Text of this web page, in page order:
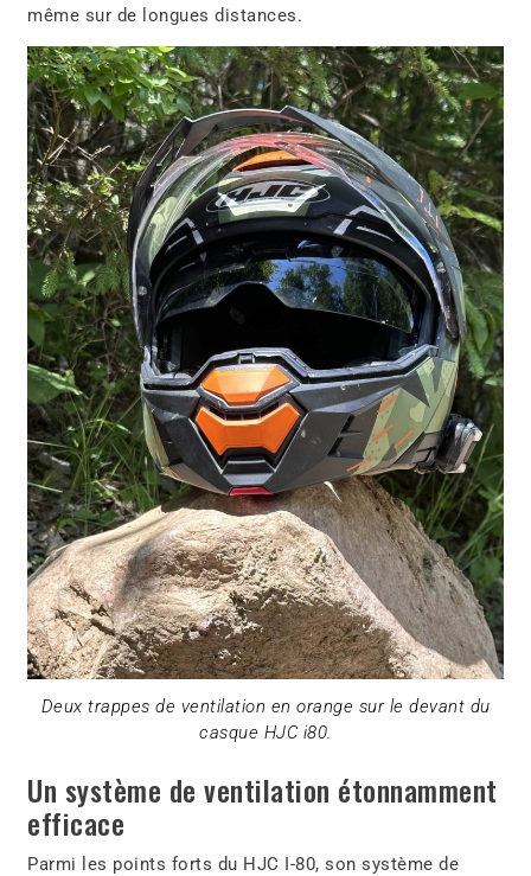
même sur de longues distances.
Deux trappes de ventilation en orange sur le devant du
casque HJC i80.
Un système de ventilation étonnamment
efficace
Parmi les points forts du HJC I-80, son système de